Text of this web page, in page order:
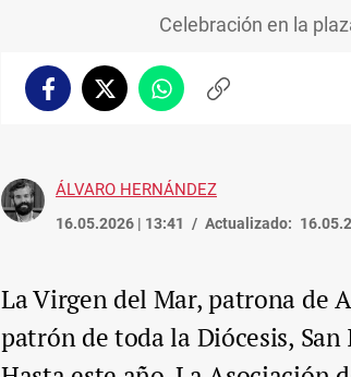
Celebración en la
FacebookTwitterWhatsappCopiar
ÁLVARO HERNÁNDEZ
16.05.2026 | 13:41 Actualizado:
La Virgen del Mar, patrona de
patrón de toda la Diócesis,